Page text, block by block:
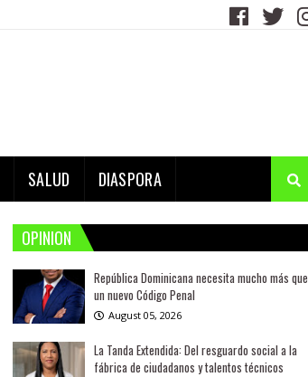
SALUD DIASPORA
OPINION
República Dominicana necesita mucho más que
un nuevo Código Penal
August 05, 2026
La Tanda Extendida: Del resguardo social a la
fábrica de ciudadanos y talentos técnicos